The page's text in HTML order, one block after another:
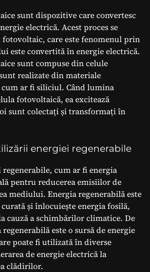
sunt dispozitive care convertesc
electrică. Acest proces se
fotovoltaic, care este fenomenul prin
este convertită în energie electrică.
sunt compuse din celule
realizate din materiale
ar fi siliciul. Când lumina
fotovoltaică, ea excitează
sunt colectați și transformați în
energiei regenerabile
cum ar fi energia
pentru reducerea emisiilor de
mediului. Energia regenerabilă este
și înlocuiește energia fosilă,
cauză a schimbărilor climatice. De
regenerabilă este o sursă de energie
poate fi utilizată în diverse
de energie electrică la
clădirilor.